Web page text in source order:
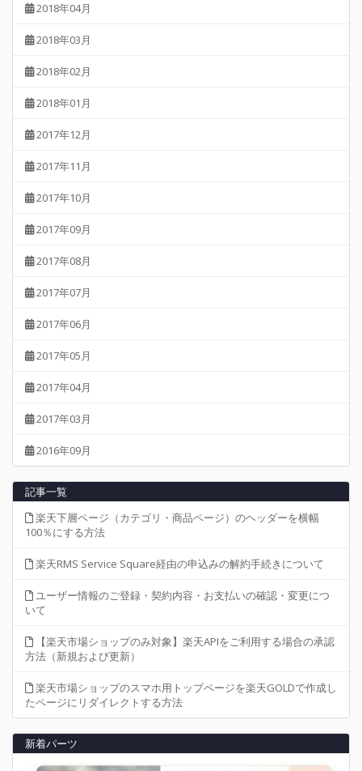
2018年04月
2018年03月
2018年02月
2018年01月
2017年12月
2017年11月
2017年10月
2017年09月
2017年08月
2017年07月
2017年06月
2017年05月
2017年04月
2017年03月
2016年09月
記事一覧
楽天下層ページ（カテゴリ・商品ページ）のヘッダーを横幅
100％にする方法
楽天RMS Service Square経由の申込みの解約手続きについて
ユーザー情報のご登録・契約内容・お支払いの確認・変更につ
いて
【楽天市場ショップのみ対象】楽天APIをご利用する場合の承認
方法（新規および更新）
楽天市場ショップのスマホ用トップページを楽天GOLDで作成し
たページにリダイレクトする方法
新着パーツ